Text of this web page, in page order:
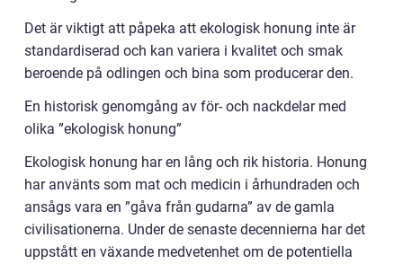
Det är viktigt att påpeka att ekologisk honung inte är
standardiserad och kan variera i kvalitet och smak
beroende på odlingen och bina som producerar den.
En historisk genomgång av för- och nackdelar med
olika ”ekologisk honung”
Ekologisk honung har en lång och rik historia. Honung
har använts som mat och medicin i århundraden och
ansågs vara en ”gåva från gudarna” av de gamla
civilisationerna. Under de senaste decennierna har det
uppstått en växande medvetenhet om de potentiella